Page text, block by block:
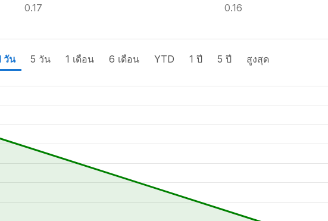
0.17 0.16
วัน 5 วัน 1 เดือน 6 เดือน YTD 1 ปี 5 ปี สูงสุด